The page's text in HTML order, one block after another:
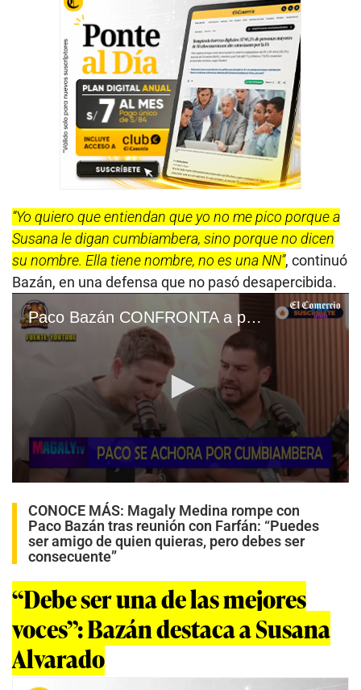
“Yo quiero que entiendan que yo no me pico porque a
Susana le digan cumbiambera, sino porque no dicen
su nombre. Ella tiene nombre, no es una NN”, continuó
Bazán, en una defensa que no pasó desapercibida.
Paco Bazán CONFRONTA a periodista por decirle ‘cumbiambera’ a Susana Alvarado
s
d
s
o
m
n
u
CONOCE MÁS: Magaly Medina rompe con
Paco Bazán tras reunión con Farfán: “Puedes
ser amigo de quien quieras, pero debes ser
consecuente”
“Debe ser una de las mejores
voces”: Bazán destaca a Susana
Alvarado